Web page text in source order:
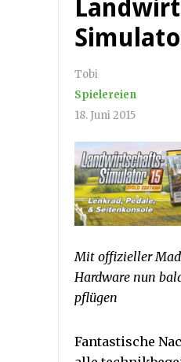
Tobi
Spielereien
18. Juni 2015
Mit offizieller
Hardware nun
pflügen
Fantastische